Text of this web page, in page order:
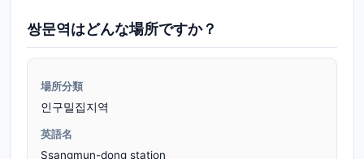
쌍문역はどんな場所ですか？
場所分類
인구밀집지역
英語名
Ssangmun-dong station